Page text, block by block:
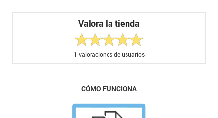
Valora la tienda
1 valoraciones de usuarios
CÓMO FUNCIONA